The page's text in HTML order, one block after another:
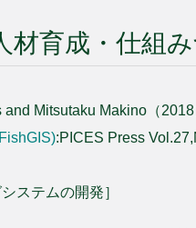
材育成・仕組
Mitsutaku Makino（2018
:PICES Press
ステムの開発］